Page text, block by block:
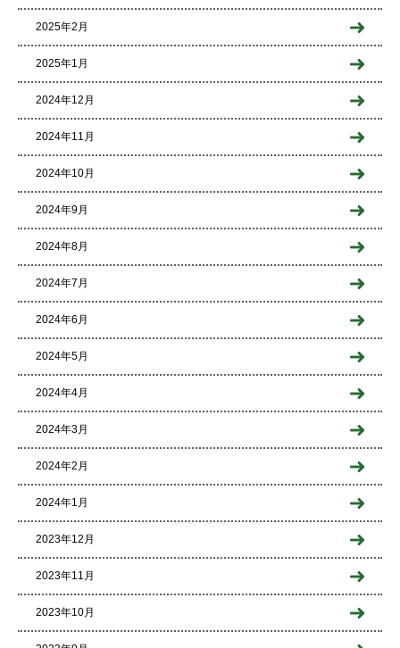
2025年2月
2025年1月
2024年12月
2024年11月
2024年10月
2024年9月
2024年8月
2024年7月
2024年6月
2024年5月
2024年4月
2024年3月
2024年2月
2024年1月
2023年12月
2023年11月
2023年10月